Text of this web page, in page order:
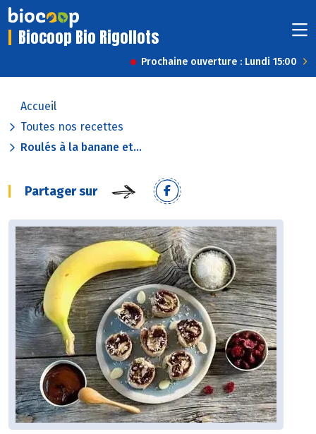
Biocoop Bio Rigollots
Prochaine ouverture : Lundi 15:00
Accueil
Toutes nos recettes
Roulés à la banane et...
Partager sur